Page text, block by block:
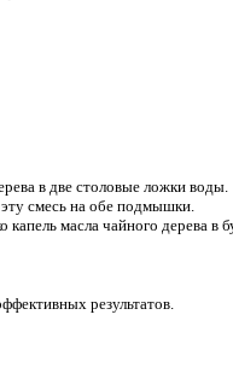
в две столовые ложки воды.
смесь на обе подмышки.
масла чайного дерева в
результатов.